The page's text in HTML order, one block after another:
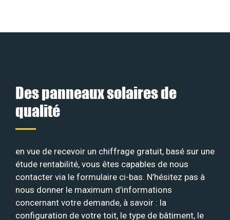
Des panneaux solaires de
qualité
en vue de recevoir un chiffrage gratuit, basé sur une
étude rentabilité, vous êtes capables de nous
contacter via le formulaire ci-bas. N’hésitez pas à
nous donner le maximum d’informations
concernant votre demande, à savoir : la
configuration de votre toit, le type de bâtiment, le